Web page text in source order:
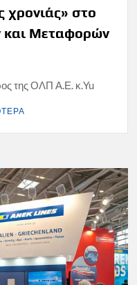
χρονιάς» στο
και Μεταφορών
της ΟΛΠ Α.Ε. κ.Yu